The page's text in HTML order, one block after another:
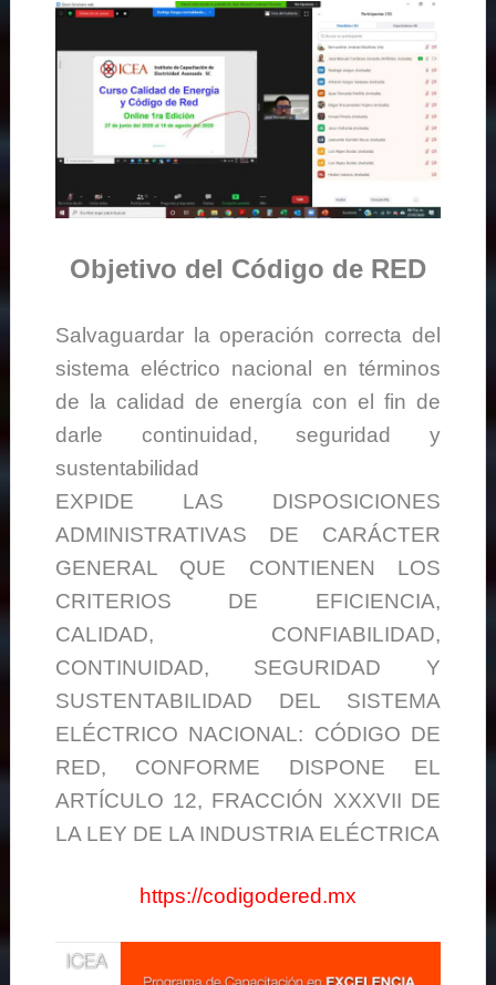
Objetivo del Código de RED
Salvaguardar la operación correcta del
sistema eléctrico nacional en términos
de la calidad de energía con el fin de
darle continuidad, seguridad y
sustentabilidad
EXPIDE LAS DISPOSICIONES
ADMINISTRATIVAS DE CARÁCTER
GENERAL QUE CONTIENEN LOS
CRITERIOS DE EFICIENCIA,
CALIDAD, CONFIABILIDAD,
CONTINUIDAD, SEGURIDAD Y
SUSTENTABILIDAD DEL SISTEMA
ELÉCTRICO NACIONAL: CÓDIGO DE
RED, CONFORME DISPONE EL
ARTÍCULO 12, FRACCIÓN XXXVII DE
LA LEY DE LA INDUSTRIA ELÉCTRICA
https://codigodered.mx